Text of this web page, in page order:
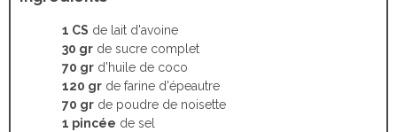
1 CS de lait d'avoine
30 grde sucre complet
70 grd’huile de coco
120 grde farine d'épeautre
70 grde poudre de noisette
1 pincée de sel